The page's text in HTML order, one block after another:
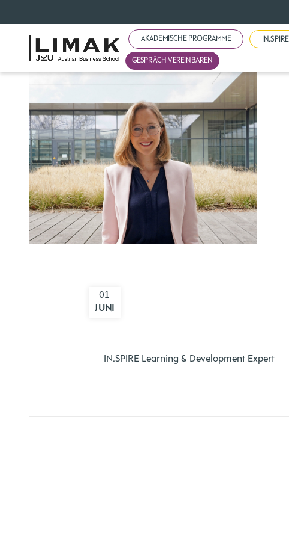
AKADEMISCHE PROGRAMME
GESPRÄCH VEREINBAREN
01
JUNI
IN.SPIRE Learning & Development Expert